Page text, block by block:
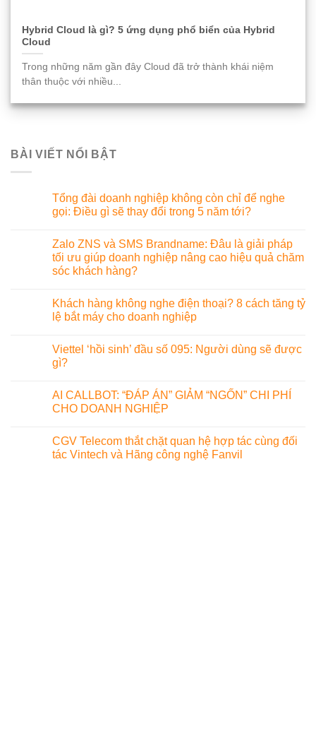
Hybrid Cloud là gì? 5 ứng dụng phổ biển của Hybrid
Cloud
Trong những năm gần đây Cloud đã trở thành khái niệm
thân thuộc với nhiều...
BÀI VIẾT NỔI BẬT
Tổng đài doanh nghiệp không còn chỉ để nghe
gọi: Điều gì sẽ thay đổi trong 5 năm tới?
Zalo ZNS và SMS Brandname: Đâu là giải pháp
tối ưu giúp doanh nghiệp nâng cao hiệu quả chăm
sóc khách hàng?
Khách hàng không nghe điện thoại? 8 cách tăng tỷ
lệ bắt máy cho doanh nghiệp
Viettel ‘hồi sinh’ đầu số 095: Người dùng sẽ được
gì?
AI CALLBOT: “ĐÁP ÁN” GIẢM “NGỐN” CHI PHÍ
CHO DOANH NGHIỆP
CGV Telecom thắt chặt quan hệ hợp tác cùng đối
tác Vintech và Hãng công nghệ Fanvil